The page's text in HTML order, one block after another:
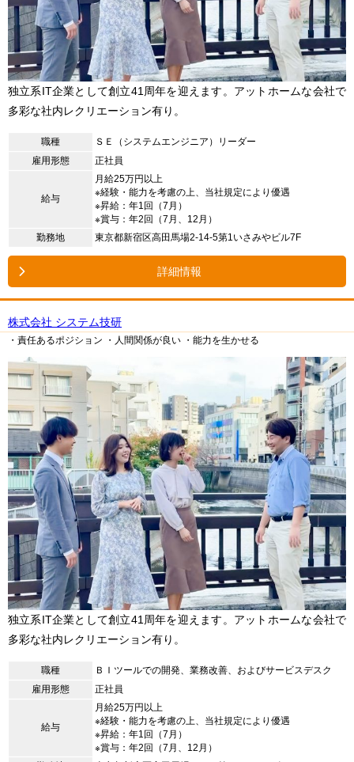
独立系IT企業として創立41周年を迎えます。アットホームな会社で
多彩な社内レクリエーション有り。
職種
ＳＥ（システムエンジニア）リーダー
雇用形態
正社員
給与
月給25万円以上
※経験・能力を考慮の上、当社規定により優遇
※昇給：年1回（7月）
※賞与：年2回（7月、12月）
勤務地
東京都新宿区高田馬場2-14-5第1いさみやビル7F
詳細情報
株式会社 システム技研
・責任あるポジション ・人間関係が良い ・能力を生かせる
独立系IT企業として創立41周年を迎えます。アットホームな会社で
多彩な社内レクリエーション有り。
職種
ＢＩツールでの開発、業務改善、およびサービスデスク
雇用形態
正社員
給与
月給25万円以上
※経験・能力を考慮の上、当社規定により優遇
※昇給：年1回（7月）
※賞与：年2回（7月、12月）